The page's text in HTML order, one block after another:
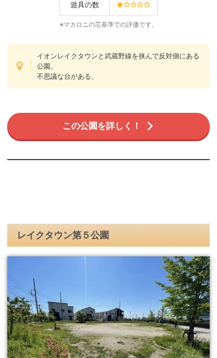
遊具の数
※マカロニの芯基準での評価です。
イオンレイクタウンと武蔵野線を挟んで反対側にある
公園。
不思議な台がある。
この公園を詳しく！
レイクタウン第５公園